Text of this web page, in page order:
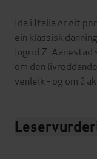
Ida i Italia er eit
ein klassisk
Ingrid Z.
om den